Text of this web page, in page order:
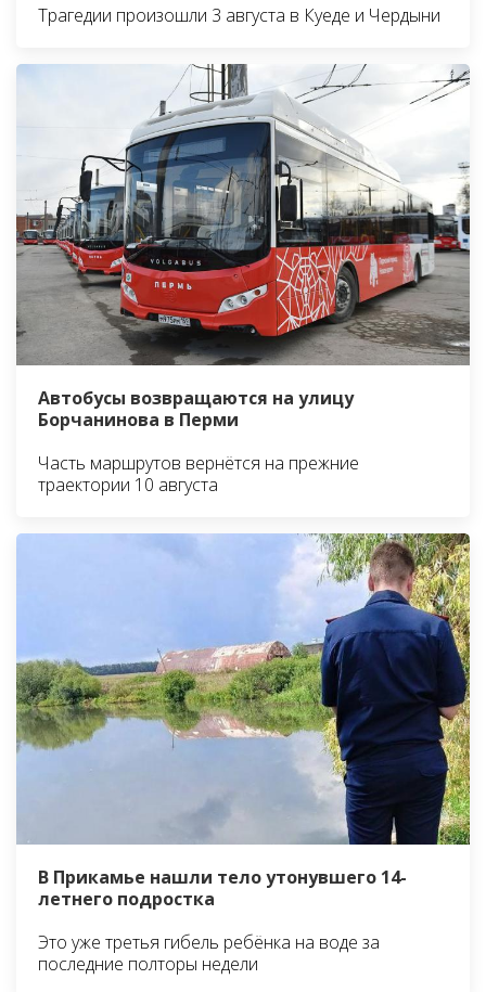
Трагедии произошли 3 августа в Куеде и Чердыни
Автобусы возвращаются на улицу
Борчанинова в Перми
Часть маршрутов вернётся на прежние
траектории 10 августа
В Прикамье нашли тело утонувшего 14-
летнего подростка
Это уже третья гибель ребёнка на воде за
последние полторы недели